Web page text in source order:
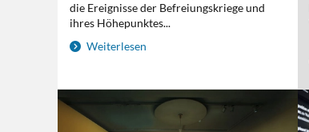
die Ereignisse der Befreiungskriege und
ihres Höhepunktes...
Weiterlesen